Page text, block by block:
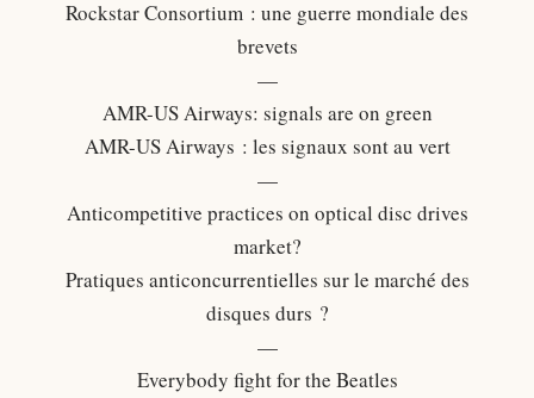
Rockstar Consortium : une guerre mondiale des
brevets
—
AMR-US Airways: signals are on green
AMR-US Airways : les signaux sont au vert
—
Anticompetitive practices on optical disc drives
market?
Pratiques anticoncurrentielles sur le marché des
disques durs ?
—
Everybody fight for the Beatles